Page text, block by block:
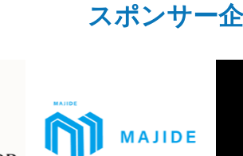
スポンサー